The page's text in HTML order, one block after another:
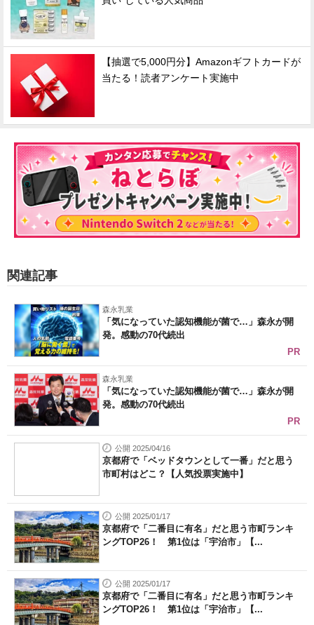
【抽選で5,000円分】Amazonギフトカードが
当たる！読者アンケート実施中
関連記事
森永乳業
「気になっていた認知機能が菌で…」森永が開
発。感動の70代続出
PR
森永乳業
「気になっていた認知機能が菌で…」森永が開
発。感動の70代続出
PR
公開 2025/04/16
京都府で「ベッドタウンとして一番」だと思う
市町村はどこ？【人気投票実施中】
公開 2025/01/17
京都府で「二番目に有名」だと思う市町ランキ
ングTOP26！ 第1位は「宇治市」【...
公開 2025/01/17
京都府で「二番目に有名」だと思う市町ランキ
ングTOP26！ 第1位は「宇治市」【...